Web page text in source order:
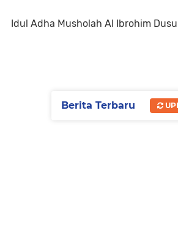
Idul Adha Musholah Al Ibrohim
Berita Terbaru